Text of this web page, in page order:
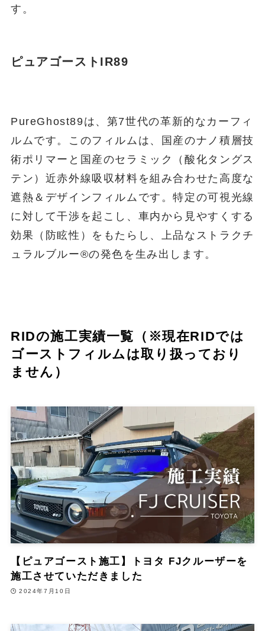
す。
ピュアゴーストIR89
PureGhost89は、第7世代の革新的なカーフィ
ルムです。このフィルムは、国産のナノ積層技
術ポリマーと国産のセラミック（酸化タングス
テン）近赤外線吸収材料を組み合わせた高度な
遮熱＆デザインフィルムです。特定の可視光線
に対して干渉を起こし、車内から見やすくする
効果（防眩性）をもたらし、上品なストラクチ
ュラルブルー®の発色を生み出します。
RIDの施工実績一覧（※現在RIDでは
ゴーストフィルムは取り扱っており
ません）
【ピュアゴースト施工】トヨタ FJクルーザーを
施工させていただきました
2024年7月10日